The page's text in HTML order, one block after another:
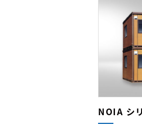
NOIA シ